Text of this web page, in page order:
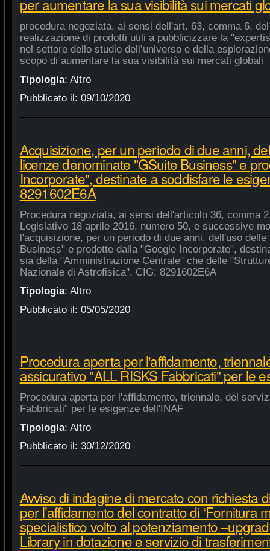
per aumentare la sua visibilità sui mercati
procedura negoziata, ai sensi dell'art. 63, comma 6,
realizzazione di prodotti utili a pubblicizzare la
nel settore dello studio dell’universo e della
scopo di aumentare la sua visibilità sui mercati globali
Tipologia: Altro
Pubblicato il: 09/10/2020
Acquisizione, per un periodo di due anni,
licenze denominate "GSuite Business" e
Incorporate", destinate a soddisfare le
8291602E6A
Procedura negoziata, ai sensi dell'articolo 36, comma
Legislativo 18 aprile 2016, numero 50, e successive
l'acquisizione, per un periodo di due anni, dell'uso
Business" e prodotte dalla "Google Incorporate",
sia della "Amministrazione Centrale" che delle
Nazionale di Astrofisica". CIG: 8291602E6A
Tipologia: Altro
Pubblicato il: 05/05/2020
Procedura aperta per l'affidamento,
assicurativo "ALL RISKS Fabbricati" per le
Procedura aperta per l'affidamento, triennale, del
Fabbricati" per le esigenze dell'INAF
Tipologia: Altro
Pubblicato il: 30/12/2020
Avviso di indagine di mercato con richiesta
per l’affidamento del contratto di ‘Fornitura
specialistico volto al potenziamento
Library in dotazione e servizio di